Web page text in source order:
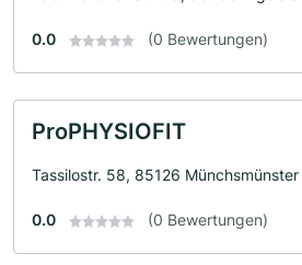
0.0 (0 Bewertungen)
ProPHYSIOFIT
Tassilostr. 58, 85126 Münchsmünster
0.0 (0 Bewertungen)